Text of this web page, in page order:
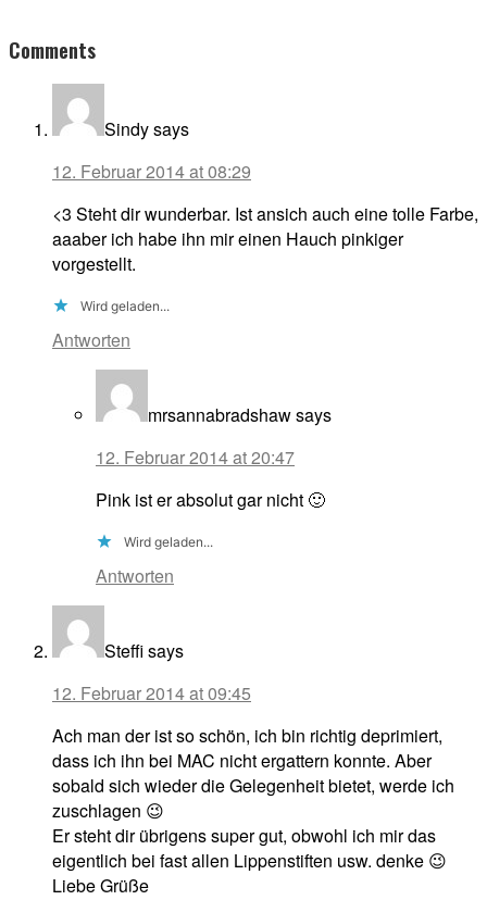
Reader
Interactions
Comments
Sindysays
12. Februar 2014 at 08:29
<3 Steht dir wunderbar. Ist ansich auch eine tolle Farbe,
aaaber ich habe ihn mir einen Hauch pinkiger
vorgestellt.
Wird geladen...
Antworten
mrsannabradshawsays
12. Februar 2014 at 20:47
Pink ist er absolut gar nicht 🙂
Wird geladen...
Antworten
Steffisays
12. Februar 2014 at 09:45
Ach man der ist so schön, ich bin richtig deprimiert,
dass ich ihn bei MAC nicht ergattern konnte. Aber
sobald sich wieder die Gelegenheit bietet, werde ich
zuschlagen 😉
Er steht dir übrigens super gut, obwohl ich mir das
eigentlich bei fast allen Lippenstiften usw. denke 😉
Liebe Grüße